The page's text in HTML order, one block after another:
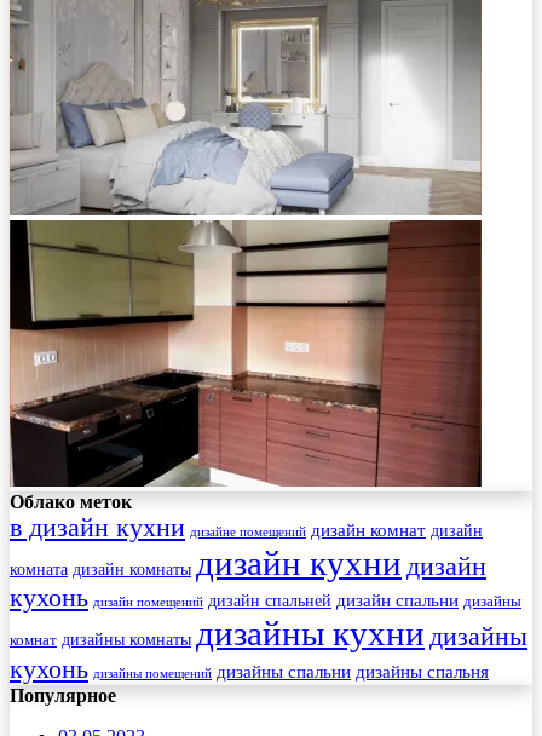
Облако меток
в дизайн кухни дизайне помещений дизайн комнат дизайн
комната дизайн комнаты дизайн кухни дизайн
кухонь дизайн помещений дизайн спальней дизайн спальни дизайны
комнат дизайны комнаты дизайны кухни дизайны
кухонь дизайны помещений дизайны спальни дизайны спальня
Популярное